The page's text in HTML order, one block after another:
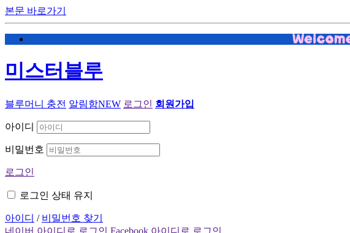
본문 바로가기
미스터블루
블루머니 충전 알림함NEW 로그인 회원가입
아이디
비밀번호
로그인
로그인 상태 유지
아이디 / 비밀번호 찾기
네이버 아이디로 로그인 Facebook 아이디로 로그인